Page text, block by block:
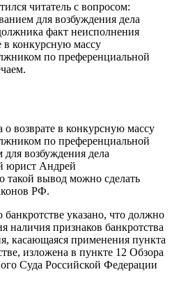
читатель с вопросом:
для возбуждения дела
факт неисполнения
в конкурсную массу
по преференциальной
возврате в конкурсную массу
по преференциальной
для возбуждения дела
юрист Андрей
такой вывод можно сделать
РФ.
банкротстве указано, что должно
наличия признаков банкротства
касающаяся применения пункта
изложена в пункте 12 Обзора
Суда Российской Федерации